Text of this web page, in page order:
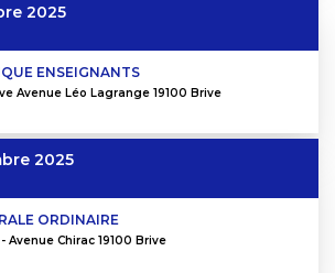
2025
ENSEIGNANTS
Avenue Léo Lagrange 19100 Brive
2025
ORDINAIRE
Avenue Chirac 19100 Brive